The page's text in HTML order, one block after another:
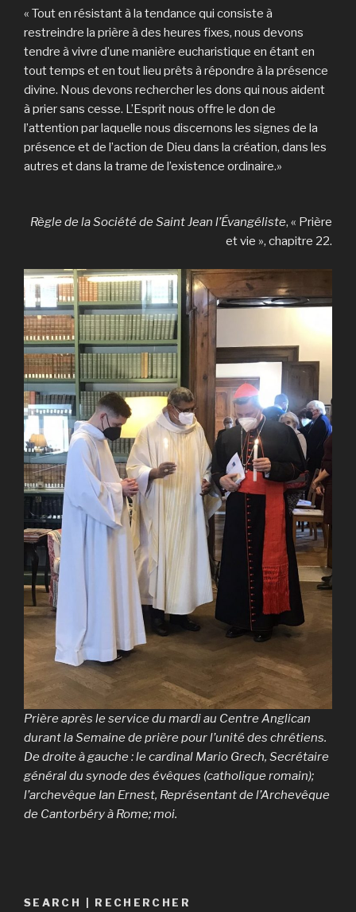
« Tout en résistant à la tendance qui consiste à
restreindre la prière à des heures fixes, nous devons
tendre à vivre d’une manière eucharistique en étant en
tout temps et en tout lieu prêts à répondre à la présence
divine. Nous devons rechercher les dons qui nous aident
à prier sans cesse. L’Esprit nous offre le don de
l’attention par laquelle nous discernons les signes de la
présence et de l’action de Dieu dans la création, dans les
autres et dans la trame de l’existence ordinaire.»
Règle de la Société de Saint Jean l’Évangéliste, « Prière
et vie », chapitre 22.
Prière après le service du mardi au Centre Anglican
durant la Semaine de prière pour l’unité des chrétiens.
De droite à gauche : le cardinal Mario Grech, Secrétaire
général du synode des évêques (catholique romain);
l’archevêque Ian Ernest, Représentant de l’Archevêque
de Cantorbéry à Rome; moi.
SEARCH | RECHERCHER